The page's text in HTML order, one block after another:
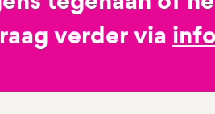
verder via